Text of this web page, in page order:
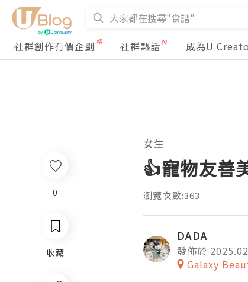
社群創作有價企劃
社群熱話 成為U
0
收藏
女生
👍寵物友善
瀏覽次數:363
DADA
發佈於
Galaxy